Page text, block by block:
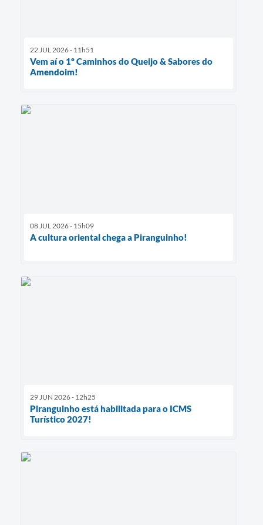
22 JUL 2026 - 11h51
Vem aí o 1º Caminhos do Queijo & Sabores do
Amendoim!
08 JUL 2026 - 15h09
A cultura oriental chega a Piranguinho!
29 JUN 2026 - 12h25
Piranguinho está habilitada para o ICMS
Turístico 2027!